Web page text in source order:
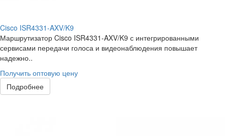
Cisco ISR4331-AXV/K9
Маршрутизатор Cisco ISR4331-AXV/K9 с интегрированными
сервисами передачи голоса и видеонаблюдения повышает
надежно..
Получить оптовую цену
Подробнее